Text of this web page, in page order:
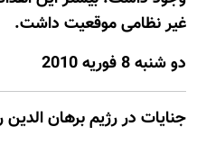
غیر نظامی موقعیت داشت.
دو شنبه 8 فوريه 2010
جنایات در رژيم برهان الدین